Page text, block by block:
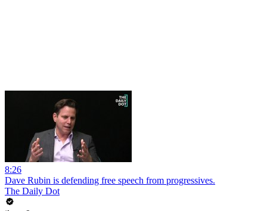
8:26
Dave Rubin is defending free speech from progressives.
The Daily Dot